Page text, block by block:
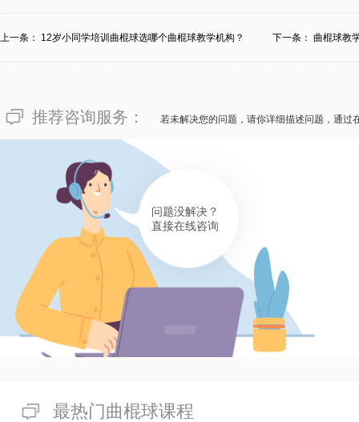
上一条： 12岁小同学培训曲棍球选哪个曲棍球教学机构？ 下一条： 曲棍球教
推荐咨询服务： 若未解决您的问题，请你详细描述问题，通过
问题没解决？
直接在线咨询
最热门曲棍球课程